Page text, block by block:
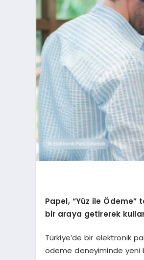
Papel, “Yüz ile
bir araya getirerek
Türkiye’de bir elektronik
ödeme deneyiminde yeni